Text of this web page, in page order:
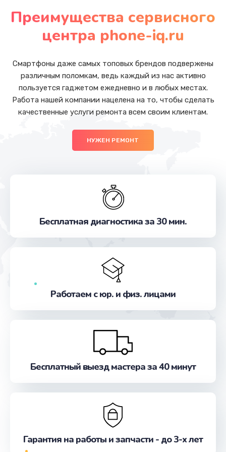
Заказать
от 1290 руб.
Заказать
Замена экрана
от 940 руб.
Заказать
Заказать
Замена контроллера питания
Заказать
Замена шим-контроллера
Замена датчика приближения
от 590 руб.
Замена кнопки включения
Заказать
Замена кнопок громкости
Преимущества сервисного
центра phone-iq.ru
Смартфоны даже самых топовых брендов подвержены
различным поломкам, ведь каждый из нас активно
пользуется гаджетом ежедневно и в любых местах.
Работа нашей компании нацелена на то, чтобы сделать
качественные услуги ремонта всем своим клиентам.
НУЖЕН РЕМОНТ
Бесплатная диагностика за 30 мин.
Работаем с юр. и физ. лицами
Бесплатный выезд мастера за 40 минут
Гарантия на работы и запчасти - до 3-х лет